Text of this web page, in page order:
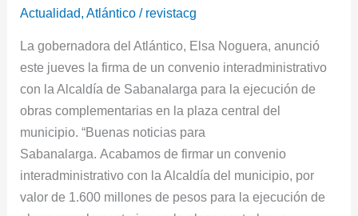
Actualidad,Atlántico / revistacg
La gobernadora del Atlántico, Elsa Noguera, anunció
este jueves la firma de un convenio interadministrativo
con la Alcaldía de Sabanalarga para la ejecución de
obras complementarias en la plaza central del
municipio. “Buenas noticias para
Sabanalarga. Acabamos de firmar un convenio
interadministrativo con la Alcaldía del municipio, por
valor de 1.600 millones de pesos para la ejecución de
del
municipio